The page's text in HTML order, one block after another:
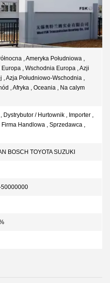
, Ameryka Południowa ,
, Wschodnia Europa , Azji
, Azja Południowo-Wschodnia ,
, Afryka , Oceania , Na calym
Dystrybutor / Hurtownik , Importer ,
Firma Handlowa , Sprzedawca ,
BOSCH TOYOTA SUZUKI